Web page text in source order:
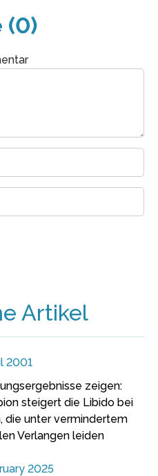
(0)
Artikel
2001
zeigen:
steigert die Libido bei
die unter vermindertem
Verlangen leiden
2025